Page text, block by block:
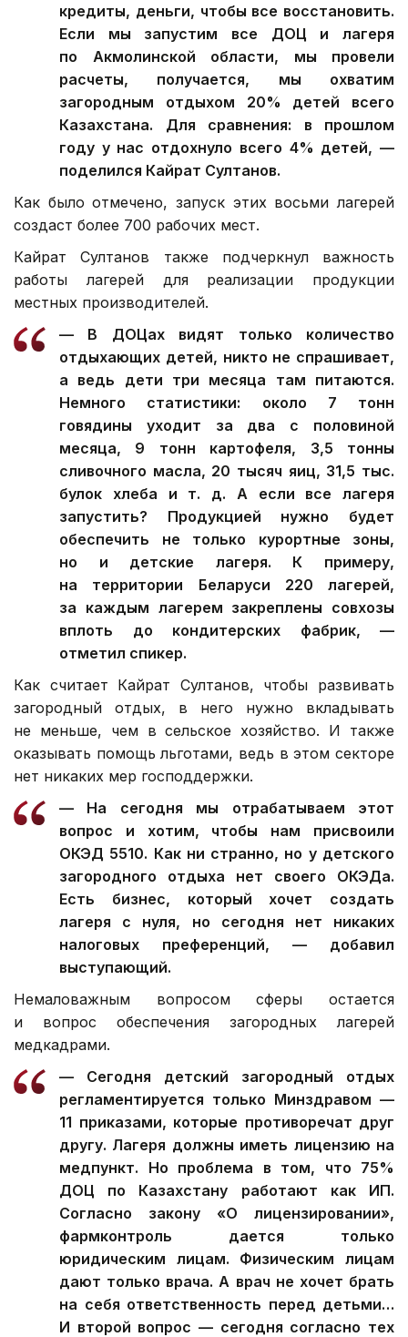
кредиты, деньги, чтобы все восстановить.
Если мы запустим все ДОЦ и лагеря
по Акмолинской области, мы провели
расчеты, получается, мы охватим
загородным отдыхом 20% детей всего
Казахстана. Для сравнения: в прошлом
году у нас отдохнуло всего 4% детей, —
поделился Кайрат Султанов.
Как было отмечено, запуск этих восьми лагерей
создаст более 700 рабочих мест.
Кайрат Султанов также подчеркнул важность
работы лагерей для реализации продукции
местных производителей.
— В ДОЦах видят только количество
отдыхающих детей, никто не спрашивает,
а ведь дети три месяца там питаются.
Немного статистики: около 7 тонн
говядины уходит за два с половиной
месяца, 9 тонн картофеля, 3,5 тонны
сливочного масла, 20 тысяч яиц, 31,5 тыс.
булок хлеба и т. д. А если все лагеря
запустить? Продукцией нужно будет
обеспечить не только курортные зоны,
но и детские лагеря. К примеру,
на территории Беларуси 220 лагерей,
за каждым лагерем закреплены совхозы
вплоть до кондитерских фабрик, —
отметил спикер.
Как считает Кайрат Султанов, чтобы развивать
загородный отдых, в него нужно вкладывать
не меньше, чем в сельское хозяйство. И также
оказывать помощь льготами, ведь в этом секторе
нет никаких мер господдержки.
— На сегодня мы отрабатываем этот
вопрос и хотим, чтобы нам присвоили
ОКЭД 5510. Как ни странно, но у детского
загородного отдыха нет своего ОКЭДа.
Есть бизнес, который хочет создать
лагеря с нуля, но сегодня нет никаких
налоговых преференций, — добавил
выступающий.
Немаловажным вопросом сферы остается
и вопрос обеспечения загородных лагерей
медкадрами.
— Сегодня детский загородный отдых
регламентируется только Минздравом —
11 приказами, которые противоречат друг
другу. Лагеря должны иметь лицензию на
медпункт. Но проблема в том, что 75%
ДОЦ по Казахстану работают как ИП.
Согласно закону «О лицензировании»,
фармконтроль дается только
юридическим лицам. Физическим лицам
дают только врача. А врач не хочет брать
на себя ответственность перед детьми…
И второй вопрос — сегодня согласно тех